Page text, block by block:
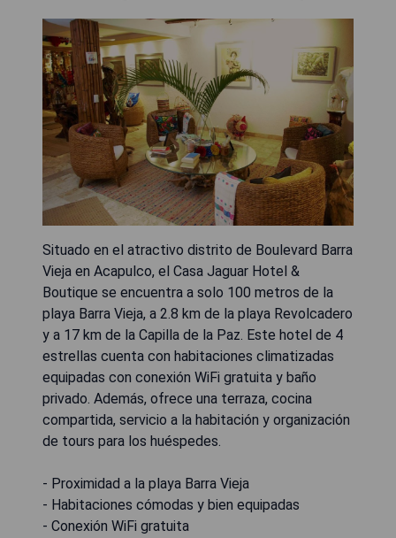
Situado en el atractivo distrito de Boulevard Barra
Vieja en Acapulco, el Casa Jaguar Hotel &
Boutique se encuentra a solo 100 metros de la
playa Barra Vieja, a 2.8 km de la playa Revolcadero
y a 17 km de la Capilla de la Paz. Este hotel de 4
estrellas cuenta con habitaciones climatizadas
equipadas con conexión WiFi gratuita y baño
privado. Además, ofrece una terraza, cocina
compartida, servicio a la habitación y organización
de tours para los huéspedes.
- Proximidad a la playa Barra Vieja
- Habitaciones cómodas y bien equipadas
- Conexión WiFi gratuita